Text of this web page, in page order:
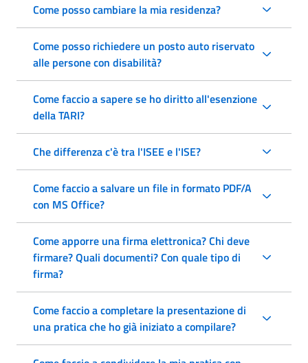
Come posso cambiare la mia residenza?
Come posso richiedere un posto auto riservato
alle persone con disabilità?
Come faccio a sapere se ho diritto all'esenzione
della TARI?
Che differenza c'è tra l'ISEE e l'ISE?
Come faccio a salvare un file in formato PDF/A
con MS Office?
Come apporre una firma elettronica? Chi deve
firmare? Quali documenti? Con quale tipo di
firma?
Come faccio a completare la presentazione di
una pratica che ho già iniziato a compilare?